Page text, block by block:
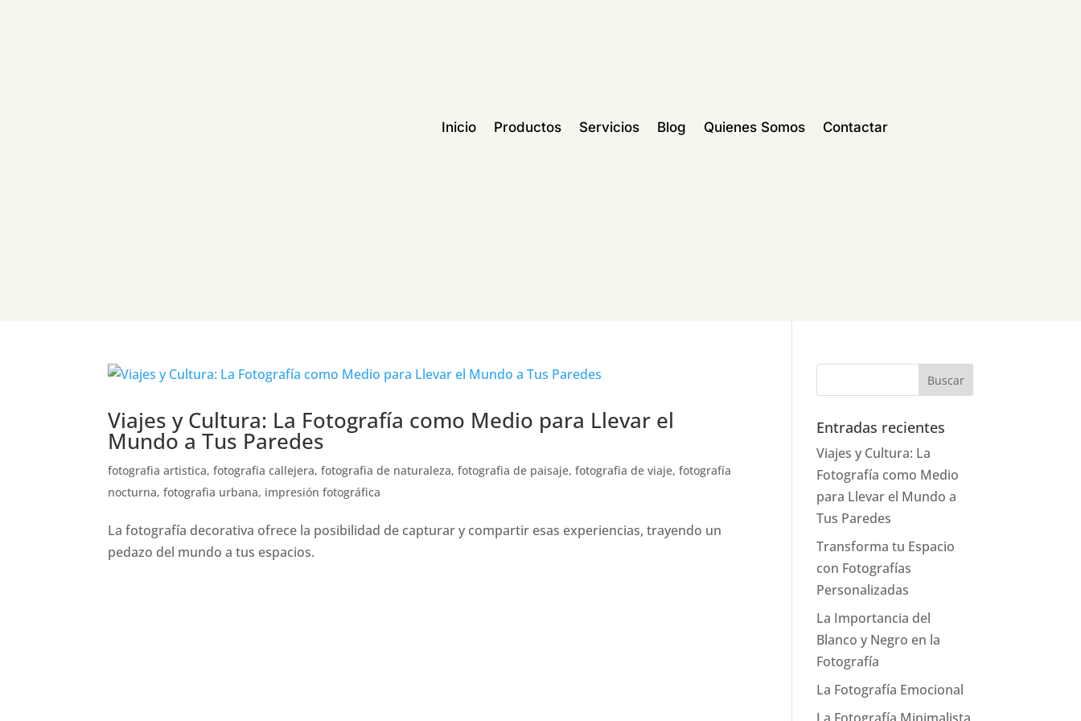
Inicio Productos Servicios Blog Quienes Somos Contactar
Viajes y Cultura: La Fotografía como Medio para Llevar el
Mundo a Tus Paredes
fotografia artistica,fotografia callejera,fotografia de naturaleza,fotografia de paisaje,fotografia de viaje,fotografía
nocturna,fotografia urbana, impresión fotográfica
La fotografía decorativa ofrece la posibilidad de capturar y compartir esas experiencias, trayendo un
pedazo del mundo a tus espacios.
Entradas recientes
Viajes y Cultura: La
Fotografía como Medio
para Llevar el Mundo a
Tus Paredes
Transforma tu Espacio
con Fotografías
Personalizadas
La Importancia del
Blanco y Negro en la
Fotografía
La Fotografía Emocional